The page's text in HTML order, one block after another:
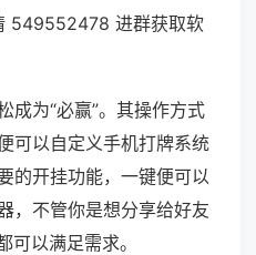
549552478 进群获取软
成为“必赢”。其操作方式
可以自定义手机打牌系统
的开挂功能，一键便可以
，不管你是想分享给好友
可以满足需求。